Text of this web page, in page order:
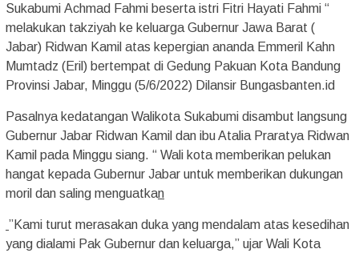
Sukabumi Achmad Fahmi beserta istri Fitri Hayati Fahmi “
melakukan takziyah ke keluarga Gubernur Jawa Barat (
Jabar) Ridwan Kamil atas kepergian ananda Emmeril Kahn
Mumtadz (Eril) bertempat di Gedung Pakuan Kota Bandung
Provinsi Jabar, Minggu (5/6/2022) Dilansir Bungasbanten.id
Pasalnya kedatangan Walikota Sukabumi disambut langsung
Gubernur Jabar Ridwan Kamil dan ibu Atalia Praratya Ridwan
Kamil pada Minggu siang. “ Wali kota memberikan pelukan
hangat kepada Gubernur Jabar untuk memberikan dukungan
moril dan saling menguatkan
”Kami turut merasakan duka yang mendalam atas kesedihan
yang dialami Pak Gubernur dan keluarga,” ujar Wali Kota